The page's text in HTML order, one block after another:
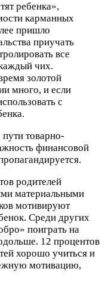
ребенка»,
карманных
пришло
приучать
все
чих.
золотой
много, и если
с
товарно-
финансовой
родителей
материальными
мотивируют
Среди других
поиграть на
12 процентов
хорошо учиться и
мотивацию,